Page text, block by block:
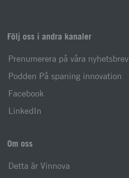
Följ oss i andra kanaler
Prenumerera på våra nyhetsbrev
Podden På spaning innovation
Facebook
LinkedIn
Om oss
Detta är Vinnova